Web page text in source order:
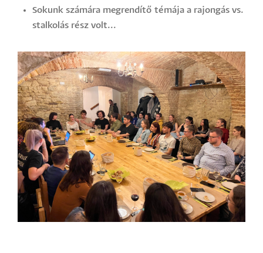
Sokunk számára megrendítő témája a rajongás vs.
stalkolás rész volt...